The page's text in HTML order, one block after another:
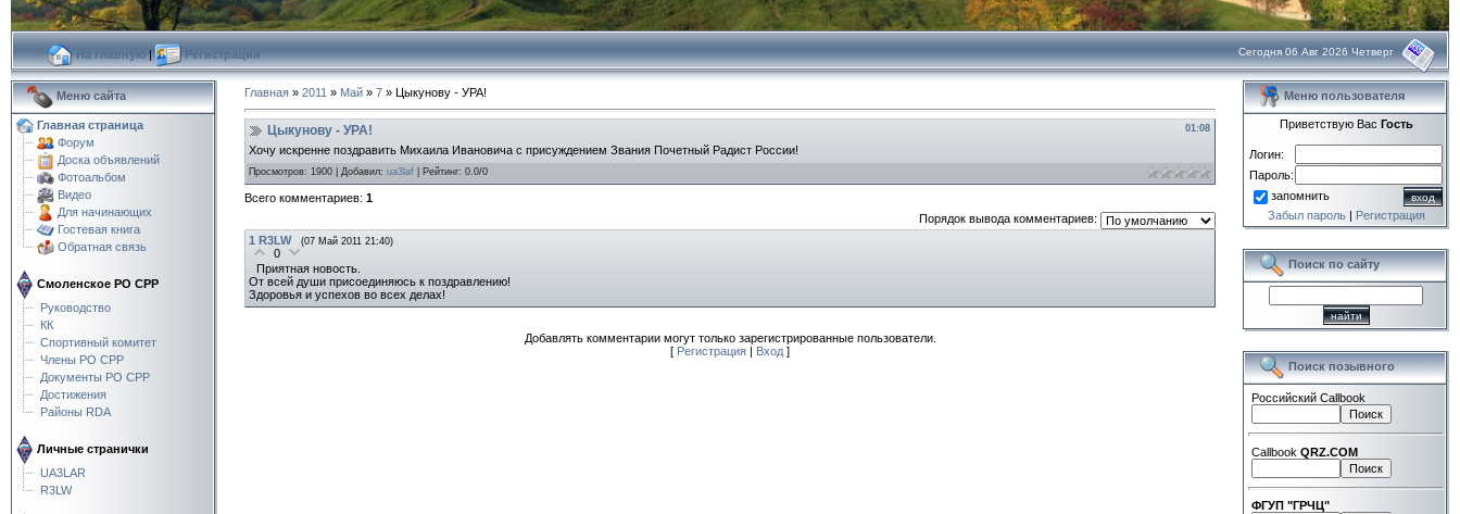
На главную| Регистрация Сегодня 06 Авг 2026 Четверг
Меню сайта
Главная страница
Форум
Доска объявлений
Фотоальбом
Видео
Для начинающих
Гостевая книга
Обратная связь
Смоленское РО СРР
Руководство
КК
Спортивный комитет
Члены РО СРР
Документы РО СРР
Достижения
Районы RDA
Личные странички
UA3LAR
R3LW
Главная » 2011 » Май » 7 » Цыкунову - УРА!
01:08
Цыкунову - УРА!
Хочу искренне поздравить Михаила Ивановича с присуждением Звания Почетный Радист России!
Просмотров: 1900 Добавил: ua3laf Рейтинг: 0.0/0
Всего комментариев: 1
Порядок вывода комментариев:
1 R3LW (07 Май 2011 21:40)
0
Приятная новость.
От всей души присоединяюсь к поздравлению!
Здоровья и успехов во всех делах!
Добавлять комментарии могут только зарегистрированные пользователи.
[ Регистрация | Вход ]
Меню пользователя
Приветствую Вас Гость
Логин:
Пароль:
запомнить
Забыл пароль| Регистрация
Поиск по сайту
Поиск позывного
Российский Callbook
Callbook QRZ.COM
ФГУП "ГРЧЦ"